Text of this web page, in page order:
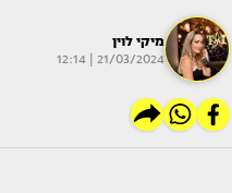
מיקי לוין
21/03/2024 | 12:14